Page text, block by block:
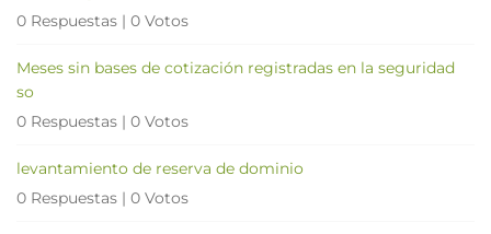
0 Respuestas | 0 Votos
Meses sin bases de cotización registradas en la seguridad
so
0 Respuestas | 0 Votos
levantamiento de reserva de dominio
0 Respuestas | 0 Votos